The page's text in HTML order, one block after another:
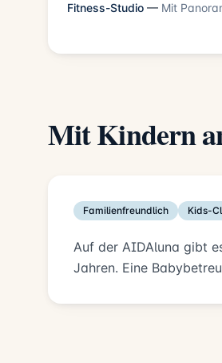
Fitness-Studio — Mit
Mit Kindern
Familienfreundlich Kids-
Auf der AIDAluna gibt
Jahren. Eine